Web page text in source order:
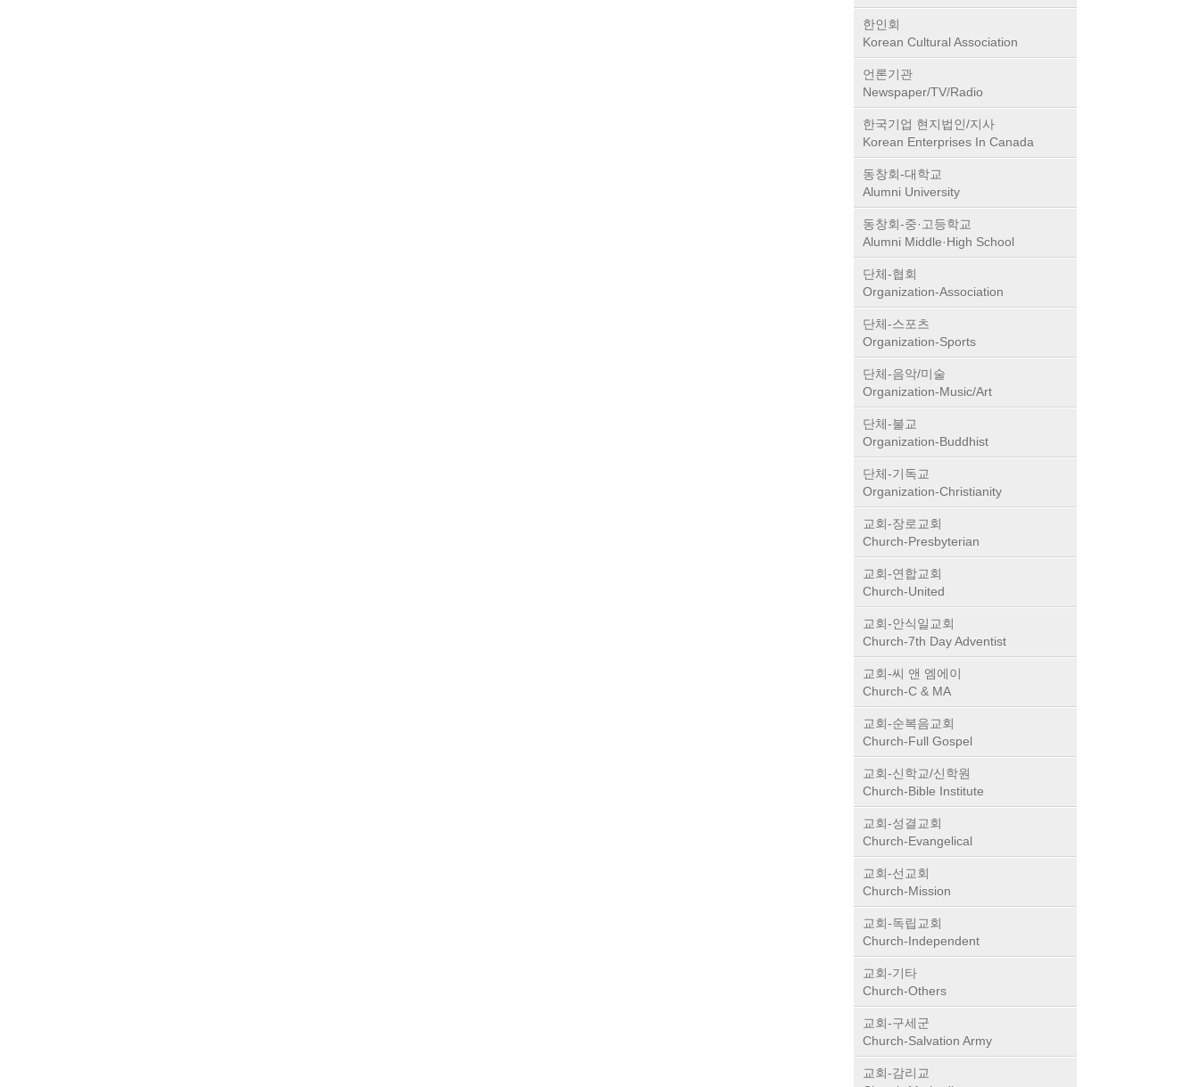
한인회
Korean Cultural Association
언론기관
Newspaper/TV/Radio
한국기업 현지법인/지사
Korean Enterprises In Canada
동창회-대학교
Alumni University
동창회-중·고등학교
Alumni Middle·High School
단체-협회
Organization-Association
단체-스포츠
Organization-Sports
단체-음악/미술
Organization-Music/Art
단체-불교
Organization-Buddhist
단체-기독교
Organization-Christianity
교회-장로교회
Church-Presbyterian
교회-연합교회
Church-United
교회-안식일교회
Church-7th Day Adventist
교회-씨 앤 엠에이
Church-C & MA
교회-순복음교회
Church-Full Gospel
교회-신학교/신학원
Church-Bible Institute
교회-성결교회
Church-Evangelical
교회-선교회
Church-Mission
교회-독립교회
Church-Independent
교회-기타
Church-Others
교회-구세군
Church-Salvation Army
교회-감리교